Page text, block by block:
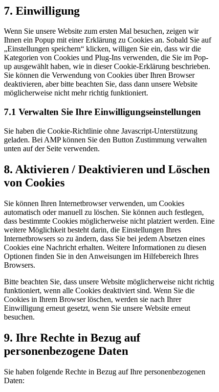
7. Einwilligung
Wenn Sie unsere Website zum ersten Mal besuchen, zeigen wir
Ihnen ein Popup mit einer Erklärung zu Cookies an. Sobald Sie auf
„Einstellungen speichern“ klicken, willigen Sie ein, dass wir die
Kategorien von Cookies und Plug-Ins verwenden, die Sie im Pop-
up ausgewählt haben, wie in dieser Cookie-Erklärung beschrieben.
Sie können die Verwendung von Cookies über Ihren Browser
deaktivieren, aber bitte beachten Sie, dass dann unsere Website
möglicherweise nicht mehr richtig funktioniert.
7.1 Verwalten Sie Ihre Einwilligungseinstellungen
Sie haben die Cookie-Richtlinie ohne Javascript-Unterstützung
geladen. Bei AMP können Sie den Button Zustimmung verwalten
unten auf der Seite verwenden.
8. Aktivieren / Deaktivieren und Löschen
von Cookies
Sie können Ihren Internetbrowser verwenden, um Cookies
automatisch oder manuell zu löschen. Sie können auch festlegen,
dass bestimmte Cookies möglicherweise nicht platziert werden. Eine
weitere Möglichkeit besteht darin, die Einstellungen Ihres
Internetbrowsers so zu ändern, dass Sie bei jedem Absetzen eines
Cookies eine Nachricht erhalten. Weitere Informationen zu diesen
Optionen finden Sie in den Anweisungen im Hilfebereich Ihres
Browsers.
Bitte beachten Sie, dass unsere Website möglicherweise nicht richtig
funktioniert, wenn alle Cookies deaktiviert sind. Wenn Sie die
Cookies in Ihrem Browser löschen, werden sie nach Ihrer
Einwilligung erneut gesetzt, wenn Sie unsere Website erneut
besuchen.
9. Ihre Rechte in Bezug auf
personenbezogene Daten
Sie haben folgende Rechte in Bezug auf Ihre personenbezogenen
Daten: